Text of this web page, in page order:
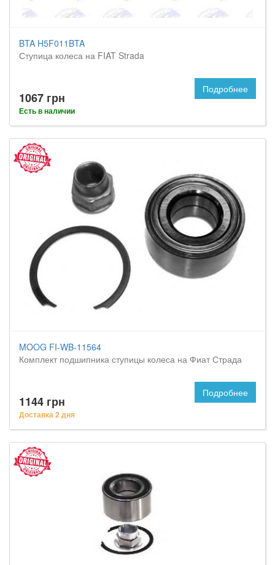
BTA H5F011BTA
Ступица колеса на FIAT Strada
1067 грн
Есть в наличии
Подробнее
MOOG FI-WB-11564
Комплект подшипника ступицы колеса на Фиат Страда
1144 грн
Доставка 2 дня
Подробнее